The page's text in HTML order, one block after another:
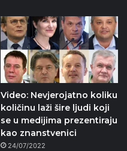
Video: Nevjerojatno koliku
količinu laži šire ljudi koji
se u medijima prezentiraju
kao znanstvenici
24/07/2022